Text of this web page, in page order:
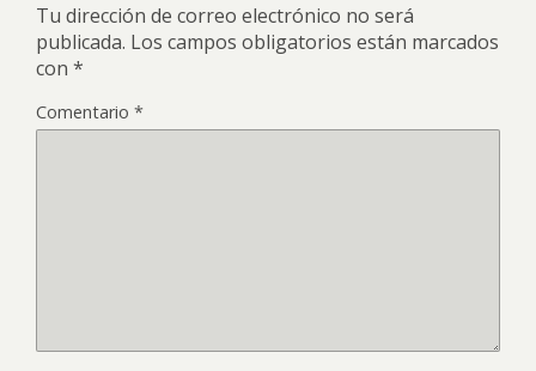
Tu dirección de correo electrónico no será
publicada. Los campos obligatorios están marcados
con *
Comentario *